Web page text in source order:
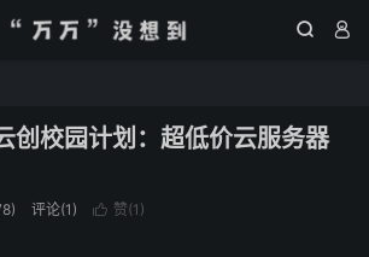
 
创校园计划：超低价云服务器
) 评论(1)  赞(1 )